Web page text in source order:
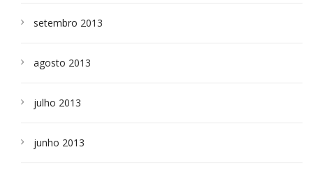
setembro 2013
agosto 2013
julho 2013
junho 2013